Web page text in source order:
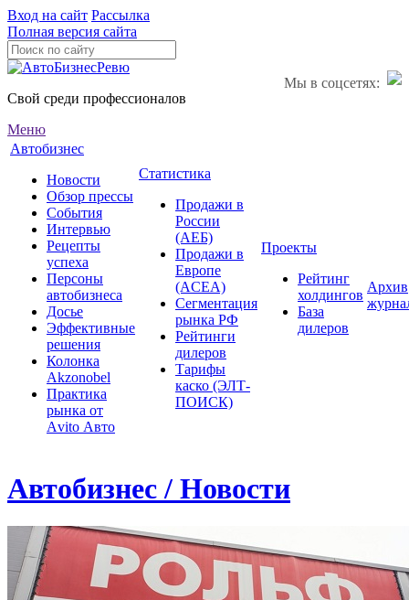
Вход на сайт Рассылка
Полная версия сайта
Мы в соцсетях:
Свой среди профессионалов
Меню
Автобизнес
Новости
Обзор прессы
События
Интервью
Рецепты
успеха
Персоны
автобизнеса
Досье
Эффективные
решения
Колонка
Akzonobel
Практика
рынка от
Аvito Авто
Статистика
Продажи в
России
(АЕБ)
Продажи в
Европе
(ACEA)
Сегментация
рынка РФ
Рейтинги
дилеров
Тарифы
каско (ЭЛТ-
ПОИСК)
Проекты
Рейтинг
холдингов
База
дилеров
Архив
Автобизнес / Новости